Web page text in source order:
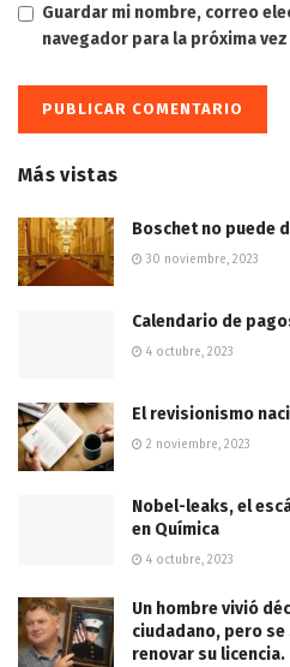
Guardar mi nombre, correo
navegador para la próxima
Más vistas
Boschet no puede
30 noviembre, 2023
Calendario de
4 octubre, 2023
El revisionismo
2 noviembre, 2023
Nobel-leaks, el
en Química
4 octubre, 2023
Un hombre vivió
ciudadano, pero
renovar su licencia.